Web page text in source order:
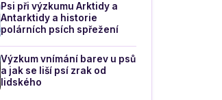
Psi při výzkumu Arktidy a
Antarktidy a historie
polárních psích spřežení
Výzkum vnímání barev u psů
a jak se liší psí zrak od
lidského